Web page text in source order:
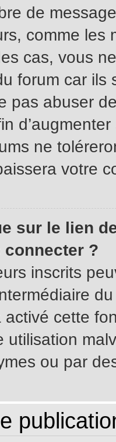
de
comme les
cas, vous
forum car ils
pas abuser
ne
votre
sur le lien
connecter ?
inscrits
activé cette
utilisation
ou par